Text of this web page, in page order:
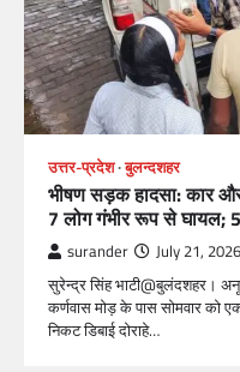
उत्तर-प्रदेश बुलन्दशहर
भीषण सड़क हादसा: कार
7 लोग गंभीर रूप से घायल;
surander July 21, 2026
सुरेन्द्र सिंह भाटी@बुलंदशहर।
कर्णवास मोड़ के पास सोमवार को
निकट डिबाई दोराहे…